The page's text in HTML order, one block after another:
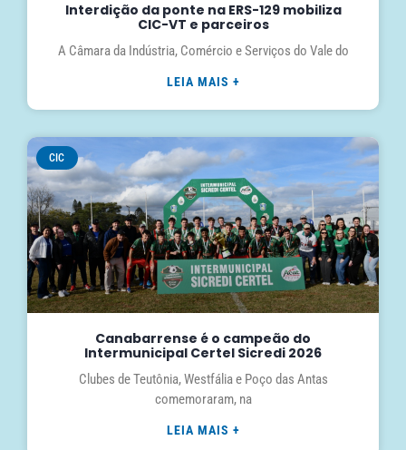
Interdição da ponte na ERS-129 mobiliza
CIC-VT e parceiros
A Câmara da Indústria, Comércio e Serviços do Vale do
LEIA MAIS +
CIC
Canabarrense é o campeão do
Intermunicipal Certel Sicredi 2026
Clubes de Teutônia, Westfália e Poço das Antas
comemoraram, na
LEIA MAIS +